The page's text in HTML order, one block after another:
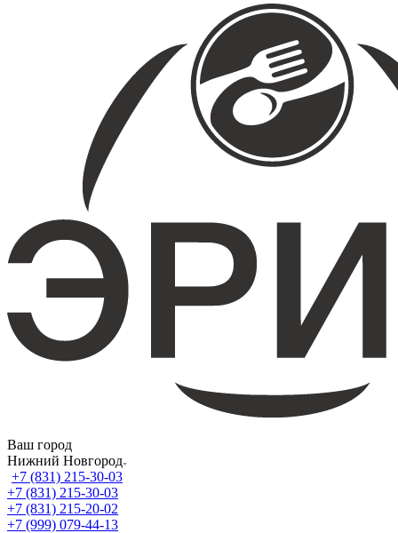
Ваш город
Нижний Новгород
+7 (831) 215-30-03
+7 (831) 215-30-03
+7 (831) 215-20-02
+7 (999) 079-44-13